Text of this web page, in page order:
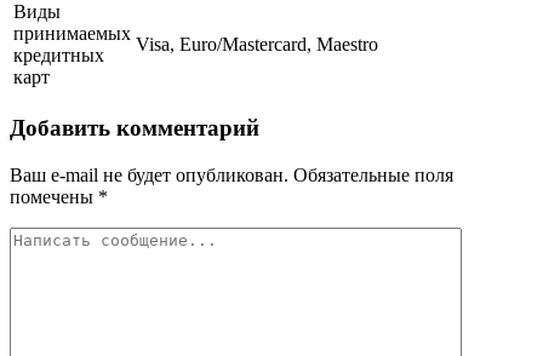
Виды
принимаемых
кредитных
карт
Visa, Euro/Mastercard, Maestro
Добавить комментарий
Ваш e-mail не будет опубликован. Обязательные поля
помечены *